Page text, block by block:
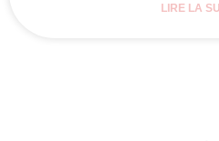
LIRE LA